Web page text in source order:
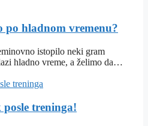
po hladnom vremenu?
istopilo neki gram
hladno vreme, a želimo da…
treninga!